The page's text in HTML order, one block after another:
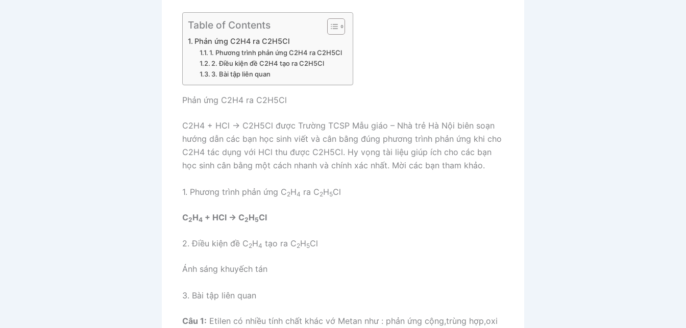
Table of Contents
Phản ứng C2H4 ra C2H5Cl
1. Phương trình phản ứng C2H4 ra C2H5Cl
2. Điều kiện đề C2H4 tạo ra C2H5Cl
3. Bài tập liên quan
Phản ứng C2H4 ra C2H5Cl
C2H4 + HCl → C2H5Cl được Trường TCSP Mẫu giáo – Nhà trẻ Hà Nội biên soạn
hướng dẫn các bạn học sinh viết và cân bằng đúng phương trình phản ứng khi cho
C2H4 tác dụng với HCl thu được C2H5Cl. Hy vọng tài liệu giúp ích cho các bạn
học sinh cân bằng một cách nhanh và chính xác nhất. Mời các bạn tham khảo.
1. Phương trình phản ứng C2H4 ra C2H5Cl
C2H4 + HCl → C2H5Cl
2. Điều kiện đề C2H4 tạo ra C2H5Cl
Ánh sáng khuyếch tán
3. Bài tập liên quan
Câu 1: Etilen có nhiều tính chất khác vớ Metan như : phản ứng cộng,trùng hợp,oxi